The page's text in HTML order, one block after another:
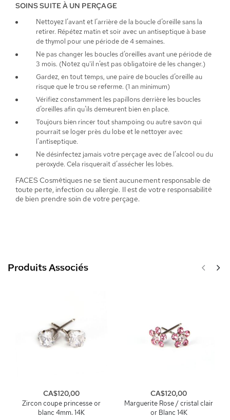
SOINS SUITE À UN PERÇAGE
Nettoyez l’avant et l’arrière de la boucle d’oreille sans la
retirer. Répétez matin et soir avec un antiseptique à base
de thymol pour une période de 4 semaines.
Ne pas changer les boucles d’oreilles avant une période de
3 mois. (Notez qu'il n’est pas obligatoire de les changer.)
Gardez, en tout temps, une paire de boucles d’oreille au
risque que le trou se referme. (1 an minimum)
Vérifiez constamment les papillons derrière les boucles
d’oreilles afin qu’ils demeurent bien en place.
Toujours bien rincer tout shampoing ou autre savon qui
pourrait se loger près du lobe et le nettoyer avec
l’antiseptique.
Ne désinfectez jamais votre perçage avec de l’alcool ou du
peroxyde. Cela risquerait d’assécher les lobes.
FACES Cosmétiques ne se tient aucunement responsable de
toute perte, infection ou allergie. Il est de votre responsabilité
de bien prendre soin de votre perçage.
Produits Associés
Zircon coupe princesse or
blanc 4mm. 14K
CA$120,00
Marguerite Rose / cristal clair
or Blanc 14K
CA$120,00